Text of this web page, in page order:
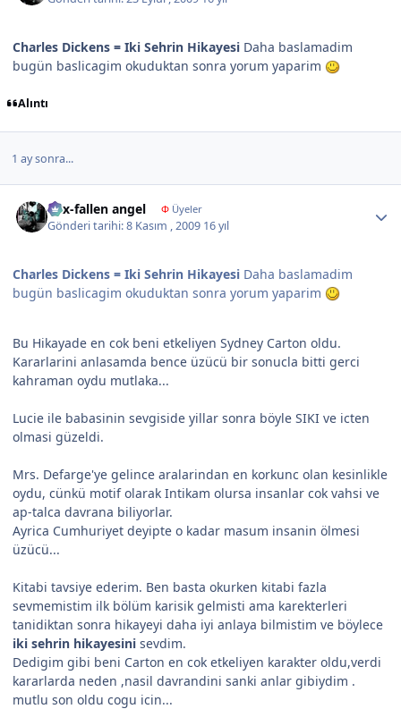
Charles Dickens = Iki Sehrin Hikayesi Daha baslamadim
bugün baslicagim okuduktan sonra yorum yaparim
Alıntı
1 ay sonra...
nyx-fallen angel ΦÜyeler
Gönderi tarihi:8 Kasım , 2009 16 yıl
Charles Dickens = Iki Sehrin Hikayesi Daha baslamadim
bugün baslicagim okuduktan sonra yorum yaparim
Bu Hikayade en cok beni etkeliyen Sydney Carton oldu.
Kararlarini anlasamda bence üzücü bir sonucla bitti gerci
kahraman oydu mutlaka...
Lucie ile babasinin sevgiside yillar sonra böyle SIKI ve icten
olmasi güzeldi.
Mrs. Defarge'ye gelince aralarindan en korkunc olan kesinlikle
oydu, cünkü motif olarak Intikam olursa insanlar cok vahsi ve
ap-talca davrana biliyorlar.
Ayrica Cumhuriyet deyipte o kadar masum insanin ölmesi
üzücü...
Kitabi tavsiye ederim. Ben basta okurken kitabi fazla
sevmemistim ilk bölüm karisik gelmisti ama karekterleri
tanidiktan sonra hikayeyi daha iyi anlaya bilmistim ve böylece
iki sehrin hikayesini sevdim.
Dedigim gibi beni Carton en cok etkeliyen karakter oldu,verdi
kararlarda neden ,nasil davrandini sanki anlar gibiydim .
mutlu son oldu cogu icin...